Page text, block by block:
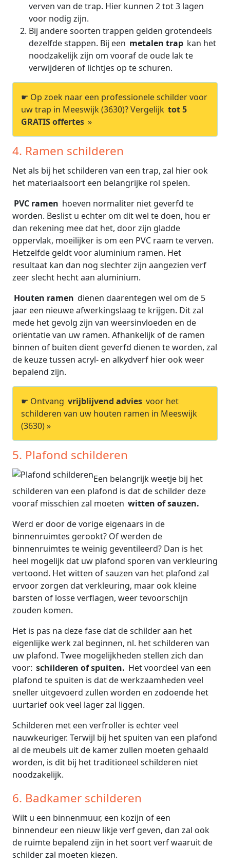
verven van de trap. Hier kunnen 2 tot 3 lagen
voor nodig zijn.
Bij andere soorten trappen gelden grotendeels
dezelfde stappen. Bij een metalen trap kan het
noodzakelijk zijn om vooraf de oude lak te
verwijderen of lichtjes op te schuren.
☛ Op zoek naar een professionele schilder voor
uw trap in Meeswijk (3630)? Vergelijk tot 5
GRATIS offertes »
4. Ramen schilderen
Net als bij het schilderen van een trap, zal hier ook
het materiaalsoort een belangrijke rol spelen.
PVC ramen hoeven normaliter niet geverfd te
worden. Beslist u echter om dit wel te doen, hou er
dan rekening mee dat het, door zijn gladde
oppervlak, moeilijker is om een PVC raam te verven.
Hetzelfde geldt voor aluminium ramen. Het
resultaat kan dan nog slechter zijn aangezien verf
zeer slecht hecht aan aluminium.
Houten ramen dienen daarentegen wel om de 5
jaar een nieuwe afwerkingslaag te krijgen. Dit zal
mede het gevolg zijn van weersinvloeden en de
oriëntatie van uw ramen. Afhankelijk of de ramen
binnen of buiten dient geverfd dienen te worden, zal
de keuze tussen acryl- en alkydverf hier ook weer
bepalend zijn.
☛ Ontvang vrijblijvend advies voor het
schilderen van uw houten ramen in Meeswijk
(3630) »
5. Plafond schilderen
Een belangrijk weetje bij het
schilderen van een plafond is dat de schilder deze
vooraf misschien zal moeten witten of sauzen.
Werd er door de vorige eigenaars in de
binnenruimtes gerookt? Of werden de
binnenruimtes te weinig geventileerd? Dan is het
heel mogelijk dat uw plafond sporen van verkleuring
vertoond. Het witten of sauzen van het plafond zal
ervoor zorgen dat verkleuring, maar ook kleine
barsten of losse verflagen, weer tevoorschijn
zouden komen.
Het is pas na deze fase dat de schilder aan het
eigenlijke werk zal beginnen, nl. het schilderen van
uw plafond. Twee mogelijkheden stellen zich dan
voor: schilderen of spuiten. Het voordeel van een
plafond te spuiten is dat de werkzaamheden veel
sneller uitgevoerd zullen worden en zodoende het
uurtarief ook veel lager zal liggen.
Schilderen met een verfroller is echter veel
nauwkeuriger. Terwijl bij het spuiten van een plafond
al de meubels uit de kamer zullen moeten gehaald
worden, is dit bij het traditioneel schilderen niet
noodzakelijk.
6. Badkamer schilderen
Wilt u een binnenmuur, een kozijn of een
binnendeur een nieuw likje verf geven, dan zal ook
de ruimte bepalend zijn in het soort verf waaruit de
schilder zal moeten kiezen.